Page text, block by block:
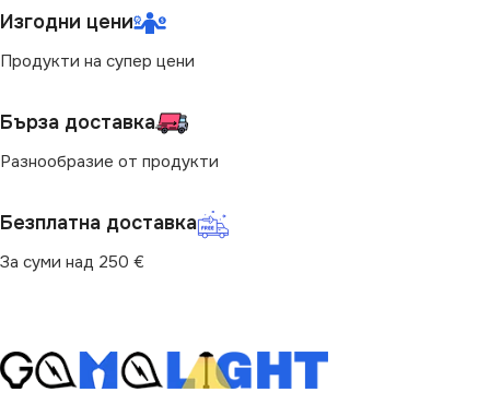
ДИМИРАНЕ
ДЪЛЖИНА
Изгодни цени
Продукти на супер цени
Бърза доставка
Разнообразие от продукти
Безплатна доставка
За суми над 250 €